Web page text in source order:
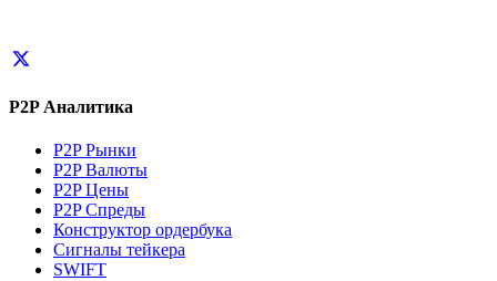
P2P Аналитика
P2P Рынки
P2P Валюты
P2P Цены
P2P Спреды
Конструктор ордербука
Сигналы тейкера
SWIFT